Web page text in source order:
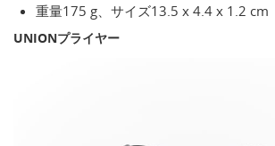
重量175 g、サイズ13.5 x 4.4 x 1.2 cm
UNIONプライヤー